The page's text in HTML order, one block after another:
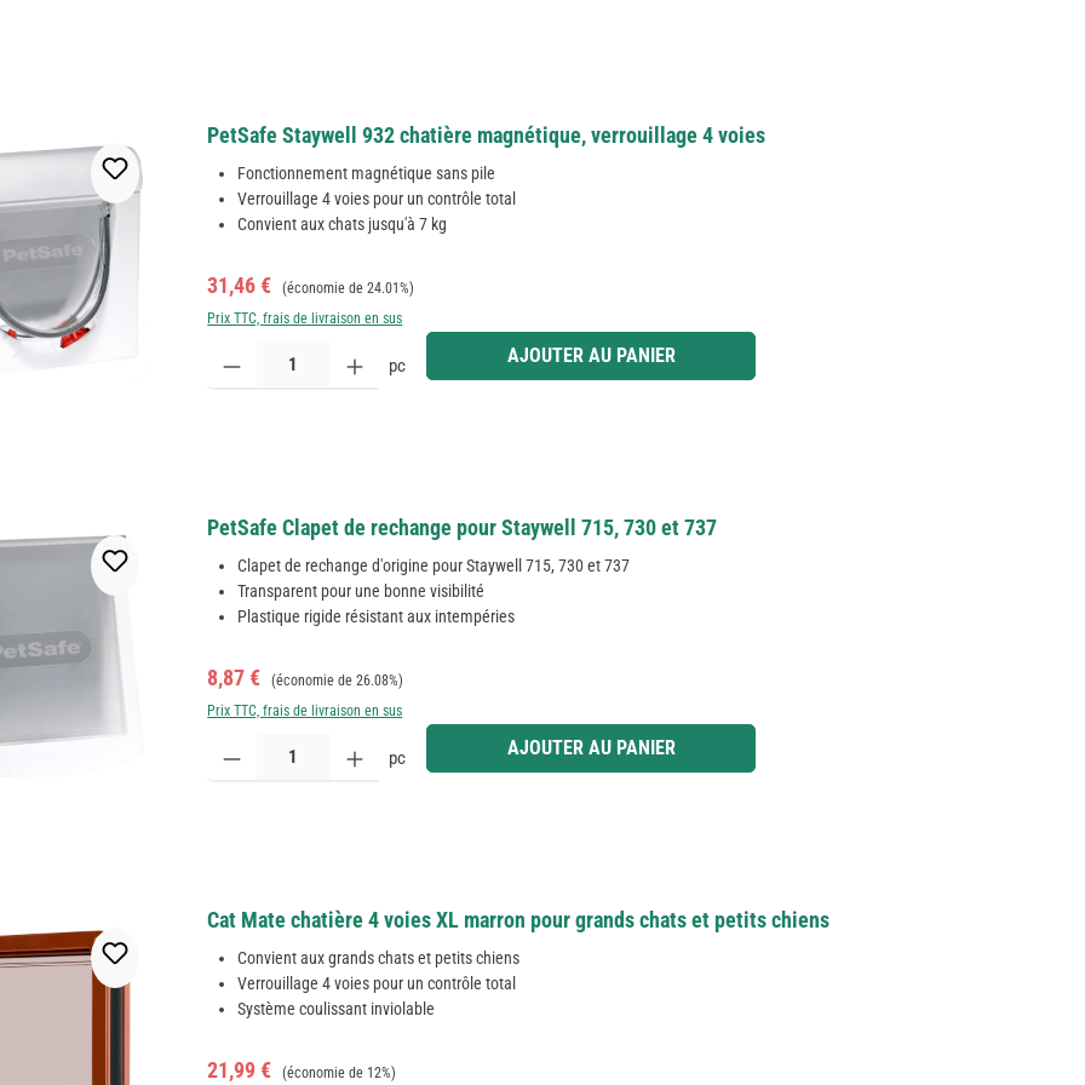
PetSafe Staywell 932 chatière magnétique, verrouillage 4 voies
Fonctionnement magnétique sans pile
Verrouillage 4 voies pour un contrôle total
Convient aux chats jusqu'à 7 kg
Prix de vente :
31,46 € Prix régulier :
(économie de 24.01%)
Prix TTC, frais de livraison en sus
Quantité de produit : Entrez la quantité souhaitée ou utilisez les boutons pour augmenter ou diminuer la quantité.
pc AJOUTER AU PANIER
PetSafe Clapet de rechange pour Staywell 715, 730 et 737
Clapet de rechange d'origine pour Staywell 715, 730 et 737
Transparent pour une bonne visibilité
Plastique rigide résistant aux intempéries
Prix de vente :
8,87 € Prix régulier :
(économie de 26.08%)
Prix TTC, frais de livraison en sus
Quantité de produit : Entrez la quantité souhaitée ou utilisez les boutons pour augmenter ou diminuer la quantité.
pc AJOUTER AU PANIER
Cat Mate chatière 4 voies XL marron pour grands chats et petits chiens
Convient aux grands chats et petits chiens
Verrouillage 4 voies pour un contrôle total
Système coulissant inviolable
Prix de vente :
21,99 € Prix régulier :
(économie de 12%)